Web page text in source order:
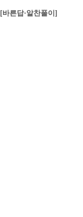
[바른답·알찬풀이]